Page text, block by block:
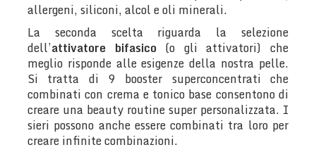
allergeni, siliconi, alcol e oli minerali.
La seconda scelta riguarda la selezione
dell’attivatore bifasico(o gli attivatori) che
meglio risponde alle esigenze della nostra pelle.
Si tratta di 9 booster superconcentrati che
combinati con crema e tonico base consentono di
creare una beauty routine super personalizzata. I
sieri possono anche essere combinati tra loro per
creare infinite combinazioni.